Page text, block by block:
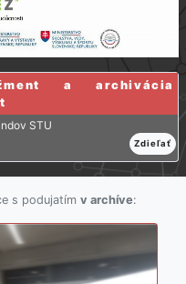
a archivácia
STU
Zdieľať
s podujatím v archíve: